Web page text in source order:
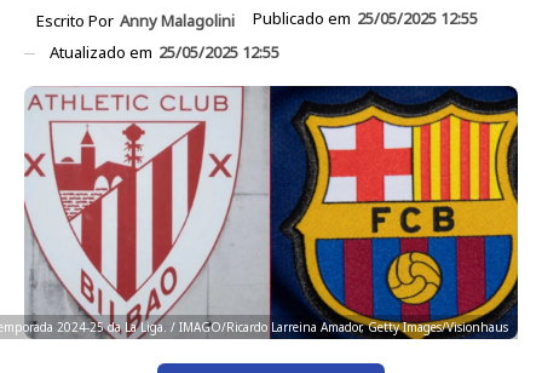
Escrito Por Anny Malagolini Publicado em 25/05/2025 12:55
Atualizado em 25/05/2025 12:55
2024-25 da La Liga. / IMAGO/Ricardo Larreina Amador, Getty Images/Visionhaus